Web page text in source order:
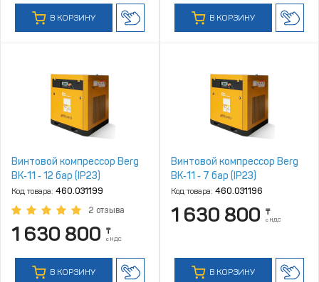
В КОРЗИНУ В КОРЗИНУ
Винтовой компрессор Berg
ВК‑11 ‑ 12 бар (IP23)
Код товара: 460.031199
2 отзыва
1 630 800 ₸
с НДС
В КОРЗИНУ
Винтовой компрессор Berg
ВК‑11 ‑ 7 бар (IP23)
Код товара: 460.031196
1 630 800 ₸
с НДС
В КОРЗИНУ